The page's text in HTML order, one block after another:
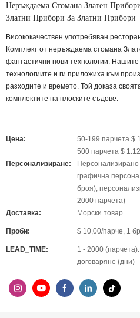
Неръждаема Стомана Златен
Златни Прибори За Златни Прибори
Висококачествен употребяван
Комплект от неръждаема стомана
фантастични нови технологии.
технологиите и ги приложиха към
разходите и времето. Той доказа
комплектите на плоските съдове.
Цена:
50-199 парчета $
500 парчета $ 1.12
Персонализиране:
графична
броя),
2000 парчета)
Доставка:
Морски товар
Проби: $ 10,00/парче, 1
LEAD_TIME:
1 - 2000
договаряне (дни)